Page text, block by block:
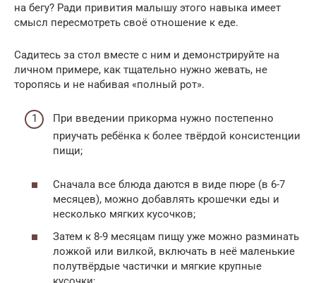
на бегу? Ради привития малышу этого навыка имеет
смысл пересмотреть своё отношение к еде.
Садитесь за стол вместе с ним и демонстрируйте на
личном примере, как тщательно нужно жевать, не
торопясь и не набивая «полный рот».
При введении прикорма нужно постепенно
приучать ребёнка к более твёрдой консистенции
пищи;
Сначала все блюда даются в виде пюре (в 6-7
месяцев), можно добавлять крошечки еды и
несколько мягких кусочков;
Затем к 8-9 месяцам пищу уже можно разминать
ложкой или вилкой, включать в неё маленькие
полутвёрдые частички и мягкие крупные